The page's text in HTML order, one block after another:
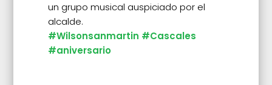
un grupo musical auspiciado por el
alcalde.
#Wilsonsanmartin #Cascales
#aniversario